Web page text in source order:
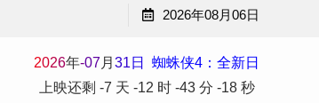
2026年08月06日
2026年-07月 31 日
蜘蛛侠4：全新日
上映还剩 -7 天 -12 时 -43 分 -20 秒